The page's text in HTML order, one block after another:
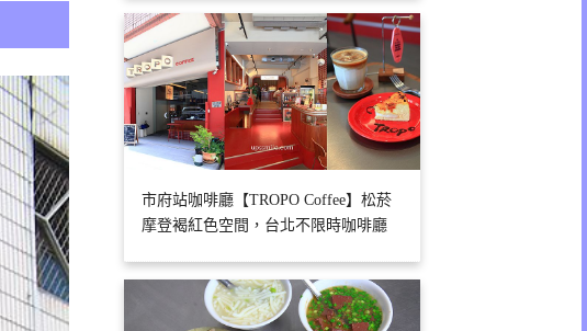
市府站咖啡廳【TROPO Coffee】松菸
摩登褐紅色空間，台北不限時咖啡廳